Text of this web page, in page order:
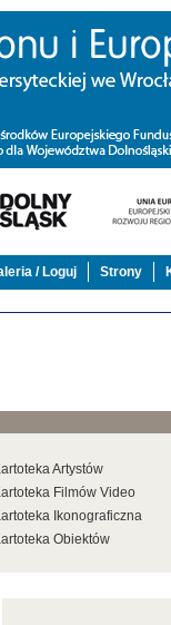
/ Loguj Strony
Artystów
Filmów Video
Ikonograficzna
Obiektów